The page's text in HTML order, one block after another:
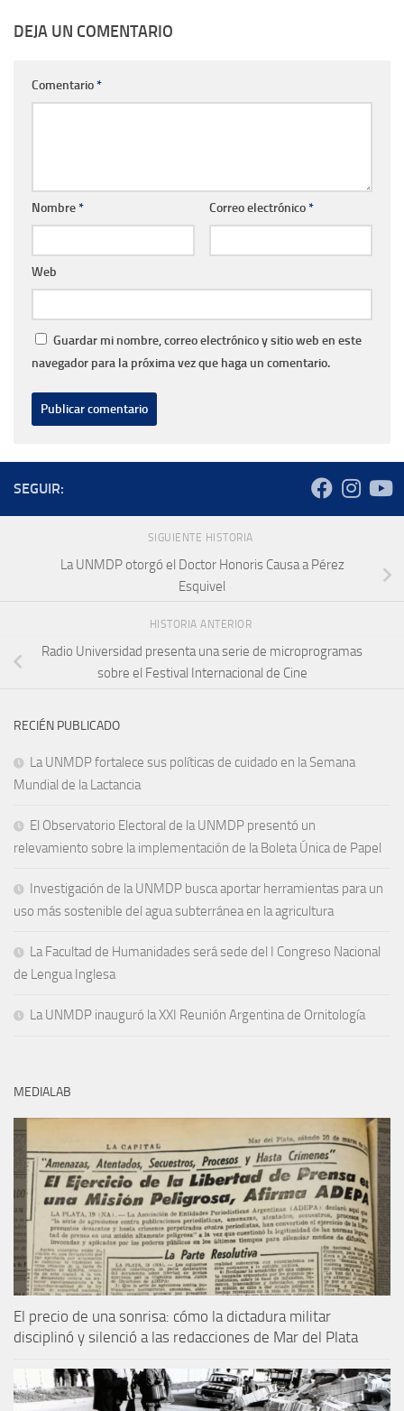
DEJA UN COMENTARIO
Comentario*
Nombre* Correo electrónico*
Web
Guardar mi nombre, correo electrónico y sitio web en este
navegador para la próxima vez que haga un comentario.
SEGUIR:
SIGUIENTE HISTORIA
La UNMDP otorgó el Doctor Honoris Causa a Pérez
Esquivel
HISTORIA ANTERIOR
Radio Universidad presenta una serie de microprogramas
sobre el Festival Internacional de Cine
RECIÉN PUBLICADO
La UNMDP fortalece sus políticas de cuidado en la Semana
Mundial de la Lactancia
El Observatorio Electoral de la UNMDP presentó un
relevamiento sobre la implementación de la Boleta Única de Papel
Investigación de la UNMDP busca aportar herramientas para un
uso más sostenible del agua subterránea en la agricultura
La Facultad de Humanidades será sede del I Congreso Nacional
de Lengua Inglesa
La UNMDP inauguró la XXI Reunión Argentina de Ornitología
MEDIALAB
El precio de una sonrisa: cómo la dictadura militar
disciplinó y silenció a las redacciones de Mar del Plata